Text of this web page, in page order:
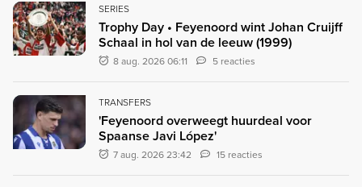
SERIES
Trophy Day • Feyenoord wint Johan Cruijff
Schaal in hol van de leeuw (1999)
8 aug. 2026 06:11 5 reacties
TRANSFERS
'Feyenoord overweegt huurdeal voor
Spaanse Javi López'
7 aug. 2026 23:42 15 reacties